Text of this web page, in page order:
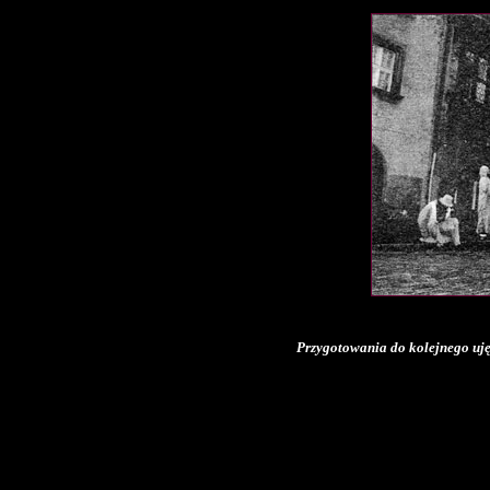
Przygotowania do kolejnego